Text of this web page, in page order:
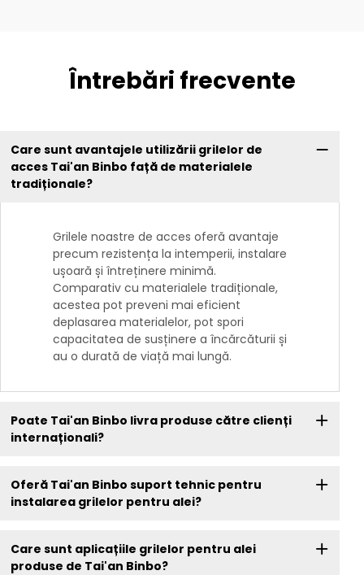
Întrebări frecvente
Care sunt avantajele utilizării grilelor de
acces Tai'an Binbo față de materialele
tradiționale?
Grilele noastre de acces oferă avantaje
precum rezistența la intemperii, instalare
ușoară și întreținere minimă.
Comparativ cu materialele tradiționale,
acestea pot preveni mai eficient
deplasarea materialelor, pot spori
capacitatea de susținere a încărcăturii și
au o durată de viață mai lungă.
Poate Tai'an Binbo livra produse către clienți
internaționali?
Oferă Tai'an Binbo suport tehnic pentru
instalarea grilelor pentru alei?
Care sunt aplicațiile grilelor pentru alei
produse de Tai'an Binbo?